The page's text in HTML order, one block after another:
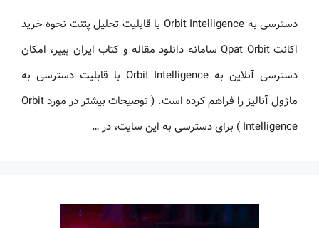
دسترسی به Orbit Intelligence با قابلیت تحلیل پتنت نحوه خرید
اکانت Qpat Orbit سامانه دانلود مقاله و کتاب ایران پیپر، امکان
دسترسی آنلاین به Orbit Intelligence با قابلیت دسترسی به
ماژول آنالیز را فراهم کرده است. ( توضیحات بیشتر در مورد Orbit
Intelligence ) برای دسترسی به این سایت، در …